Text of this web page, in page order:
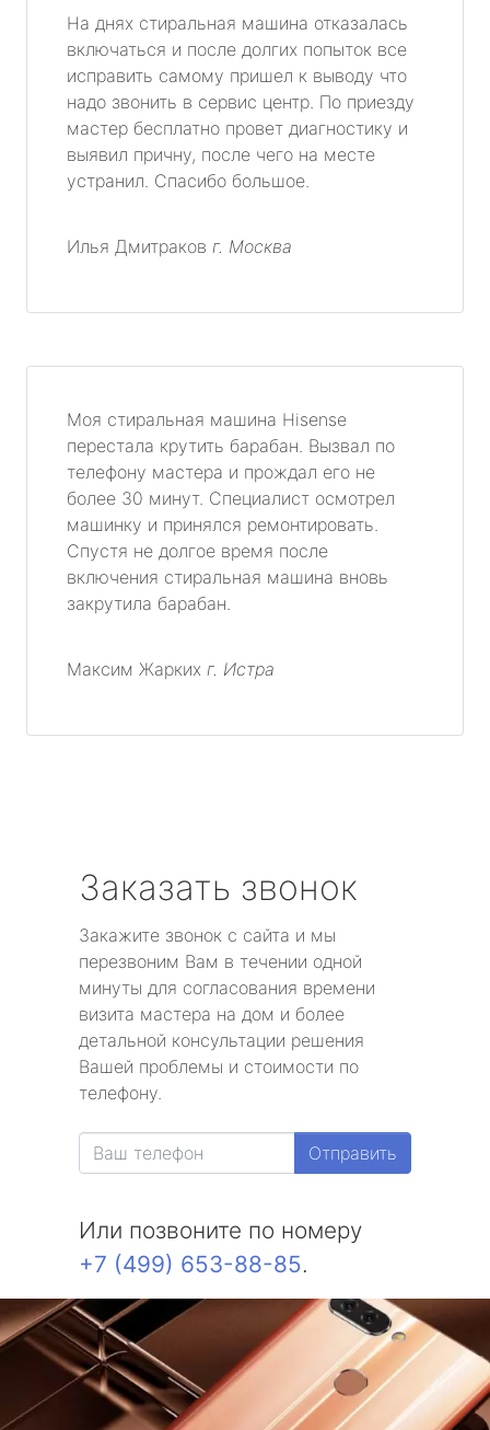
На днях стиральная машина отказалась
включаться и после долгих попыток все
исправить самому пришел к выводу что
надо звонить в сервис центр. По приезду
мастер бесплатно провет диагностику и
выявил причну, после чего на месте
устранил. Спасибо большое.
Илья Дмитраков г. Москва
Моя стиральная машина Hisense
перестала крутить барабан. Вызвал по
телефону мастера и прождал его не
более 30 минут. Специалист осмотрел
машинку и принялся ремонтировать.
Спустя не долгое время после
включения стиральная машина вновь
закрутила барабан.
Максим Жарких г. Истра
Заказать звонок
Закажите звонок с сайта и мы
перезвоним Вам в течении одной
минуты для согласования времени
визита мастера на дом и более
детальной консультации решения
Вашей проблемы и стоимости по
телефону.
Отправить
Или позвоните по номеру
+7 (499) 653-88-85.